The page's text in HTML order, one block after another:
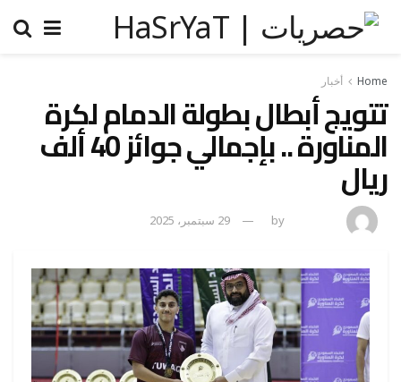
Home أخبار
تتويج أبطال بطولة الدمام لكرة
المناورة .. بإجمالي جوائز 40 ألف
ريال
by 29 سبتمبر، 2025